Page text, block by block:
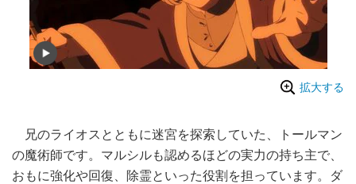
拡大する
兄のライオスとともに迷宮を探索していた、トールマン
の魔術師です。マルシルも認めるほどの実力の持ち主で、
おもに強化や回復、除霊といった役割を担っています。ダ